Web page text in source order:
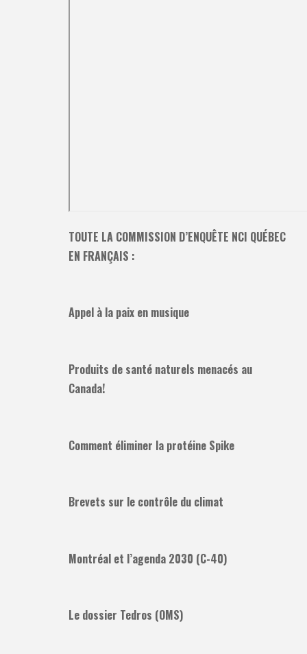
TOUTE LA COMMISSION D’ENQUÊTE NCI QUÉBEC
EN FRANÇAIS :
Appel à la paix en musique
Produits de santé naturels menacés au
Canada!
Comment éliminer la protéine Spike
Brevets sur le contrôle du climat
Montréal et l’agenda 2030 (C-40)
Le dossier Tedros (OMS)